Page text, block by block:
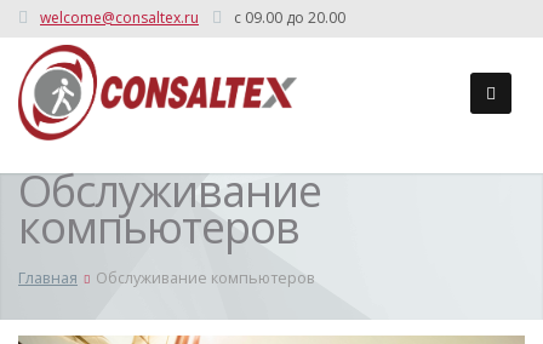
welcome@consaltex.ru c 09.00 до 20.00
Обслуживание
компьютеров
Главная Обслуживание компьютеров